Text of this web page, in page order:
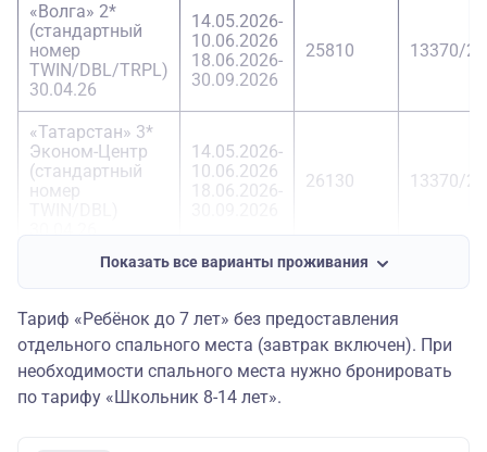
«Волга» 2*
(стандартный
номер
TWIN/DBL/TRPL)
30.04.26
14.05.2026-
10.06.2026
18.06.2026-
30.09.2026
25810 13370/
«Татарстан» 3*
Эконом-Центр
(стандартный
номер
14.05.2026-
10.06.2026
18.06.2026-
26130 13370/
«Марков» 4*
TWIN/DBL, без
завтрака)
30.04.26
18.06.2026-
30.09.2026
27370
«Амакс Сафар
Отель» 3*
Показать все варианты проживания
Тариф «Ребёнок до 7 лет» без предоставления
отдельного спального места (завтрак включен). При
необходимости спального места нужно бронировать
по тарифу «Школьник 8-14 лет».